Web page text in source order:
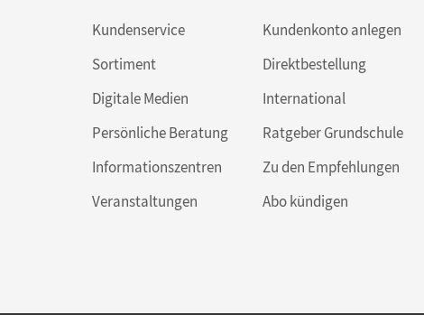
Kundenservice
Sortiment
Digitale Medien
Persönliche Beratung
Informationszentren
Veranstaltungen
Kundenkonto anlegen
Direktbestellung
International
Ratgeber Grundschule
Zu den Empfehlungen
Abo kündigen